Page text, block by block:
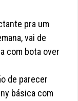
pra um
vai de
com bota over
de parecer
básica com